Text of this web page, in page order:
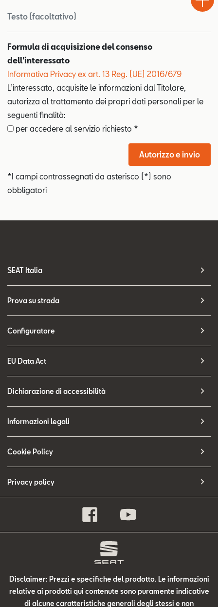
Testo (facoltativo)
Formula di acquisizione del consenso
dell'interessato
Informativa Privacy ex art. 13 Reg. (UE) 2016/679
L’interessato, acquisite le informazioni dal Titolare,
autorizza al trattamento dei propri dati personali per le
seguenti finalità:
per accedere al servizio richiesto *
Autorizzo e invio
*I campi contrassegnati da asterisco (*) sono
obbligatori
SEAT Italia
Prova su strada
Configuratore
EU Data Act
Dichiarazione di accessibilità
Informazioni legali
Cookie Policy
Privacy policy
Disclaimer: Prezzi e specifiche del prodotto. Le informazioni
relative ai prodotti qui contenute sono puramente indicative
di alcune caratteristiche generali degli stessi e non